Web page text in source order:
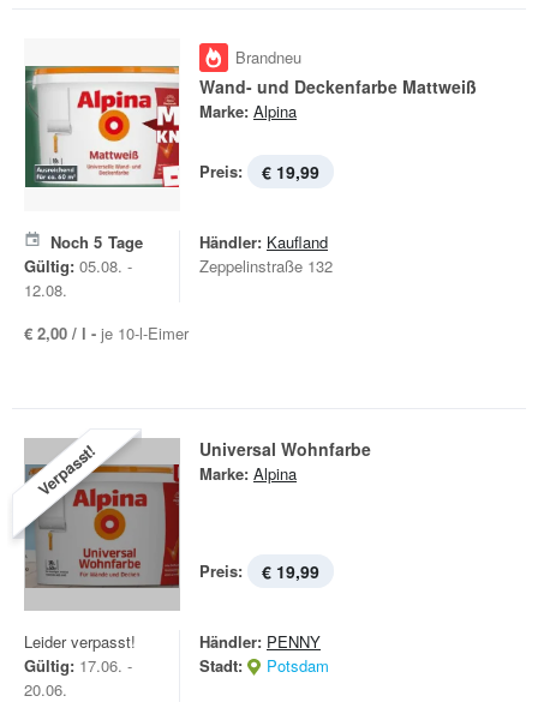
Brandneu
Wand- und Deckenfarbe Mattweiß
Marke: Alpina
Preis: € 19,99
Noch 5 Tage
Gültig: 05.08. -
12.08.
Händler: Kaufland
Zeppelinstraße 132
€ 2,00 / l - je 10-l-Eimer
Verpasst! Universal Wohnfarbe
Marke: Alpina
Preis: € 19,99
Leider verpasst!
Gültig: 17.06. -
20.06.
Händler: PENNY
Stadt:
Potsdam